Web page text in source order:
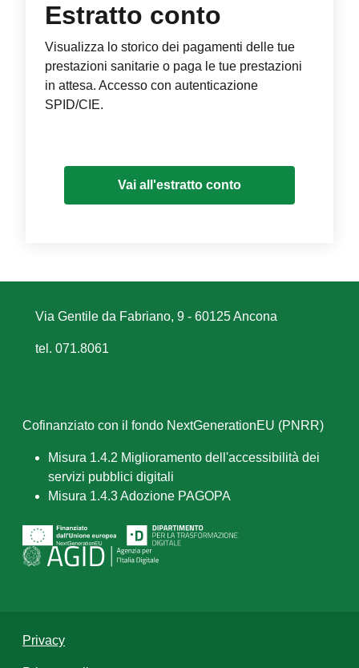
Estratto conto
Visualizza lo storico dei pagamenti delle tue
prestazioni sanitarie o paga le tue prestazioni
in attesa. Accesso con autenticazione
SPID/CIE.
Vai all'estratto conto
Via Gentile da Fabriano, 9 - 60125 Ancona
tel. 071.8061
Cofinanziato con il fondo NextGenerationEU (PNRR)
Misura 1.4.2 Miglioramento dell'accessibilità dei
servizi pubblici digitali
Misura 1.4.3 Adozione PAGOPA
Privacy